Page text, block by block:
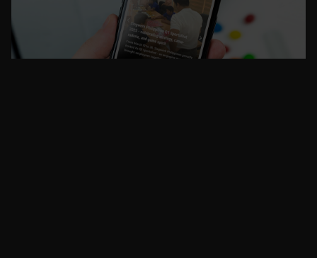
Siegwerk Intranet
Globales Intranet für weltweite Teams